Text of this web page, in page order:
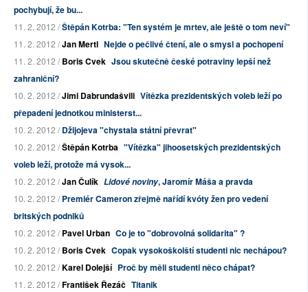
pochybují, že bu...
11. 2. 2012 /Štěpán Kotrba: "Ten systém je mrtev, ale ještě o tom neví"
11. 2. 2012 /Jan Mertl Nejde o pečlivé čtení, ale o smysl a pochopení
11. 2. 2012 /Boris Cvek Jsou skutečně české potraviny lepší než
zahraniční?
10. 2. 2012 /Jimi Dabrundašvili Vítězka prezidentských voleb leží po
přepadení jednotkou ministerst...
10. 2. 2012 /Džijojeva "chystala státní převrat"
10. 2. 2012 /Štěpán Kotrba "Vítězka" jihoosetských prezidentských
voleb leží, protože má vysok...
10. 2. 2012 /Jan Čulík Lidové noviny, Jaromír Máša a pravda
10. 2. 2012 /Premiér Cameron zřejmě nařídí kvóty žen pro vedení
britských podniků
10. 2. 2012 /Pavel Urban Co je to "dobrovolná solidarita" ?
10. 2. 2012 /Boris Cvek Copak vysokoškolští studenti nic nechápou?
10. 2. 2012 /Karel Dolejší Proč by měli studenti něco chápat?
11. 2. 2012 /František Řezáč Titanik